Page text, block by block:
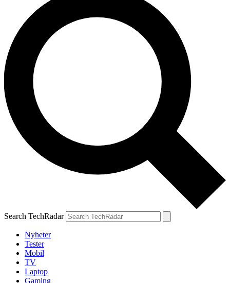
Search TechRadar
Nyheter
Tester
Mobil
TV
Laptop
Gaming